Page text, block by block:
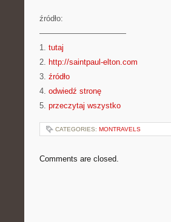
źródło:
———————————
1. tutaj
2. http://saintpaul-elton.com
3. źródło
4. odwiedź stronę
5. przeczytaj wszystko
CATEGORIES: MONTRAVELS
Comments are closed.